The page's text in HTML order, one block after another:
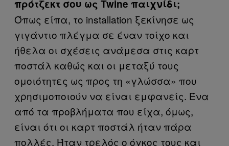
πρότζεκτ σου ως Twine παιχνίδι;
Όπως είπα, το installation ξεκίνησε ως
γιγάντιο πλέγμα σε έναν τοίχο και
ήθελα οι σχέσεις ανάμεσα στις καρτ
ποστάλ καθώς και οι μεταξύ τους
ομοιότητες ως προς τη «γλώσσα» που
χρησιμοποιούν να είναι εμφανείς. Ένα
από τα προβλήματα που είχα, όμως,
είναι ότι οι καρτ ποστάλ ήταν πάρα
πολλές. Ήταν τρελός ο όγκος τους και